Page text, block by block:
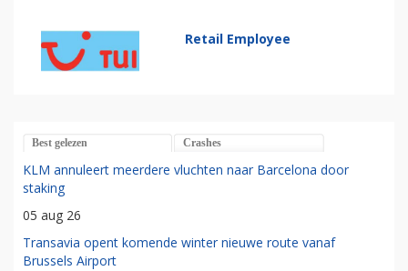
Retail Employee
Best gelezen Crashes
KLM annuleert meerdere vluchten naar Barcelona door
staking
05 aug 26
Transavia opent komende winter nieuwe route vanaf
Brussels Airport